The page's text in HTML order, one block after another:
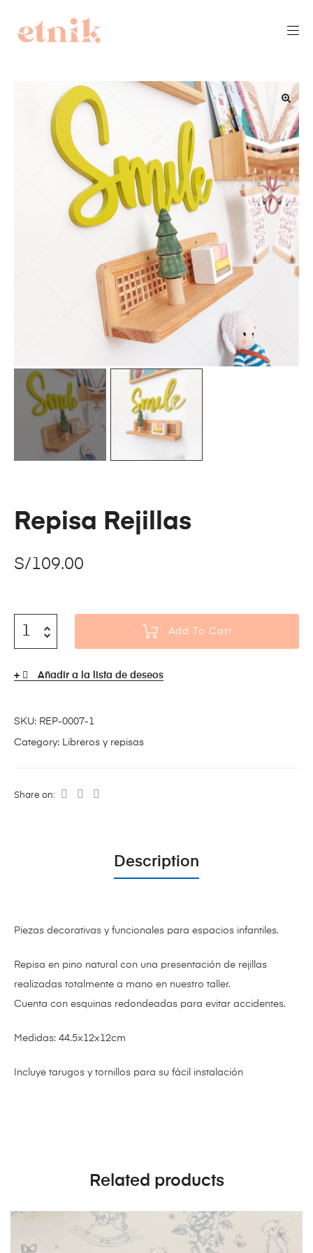
Repisa Rejillas
S/109.00
Add To Cart
Añadir a la lista de deseos
SKU: REP-0007-1
Category: Libreros y repisas
Share on:
Description
Piezas decorativas y funcionales para espacios infantiles.
Repisa en pino natural con una presentación de rejillas
realizadas totalmente a mano en nuestro taller.
Cuenta con esquinas redondeadas para evitar accidentes.
Medidas: 44.5x12x12cm
Incluye tarugos y tornillos para su fácil instalación
Related products